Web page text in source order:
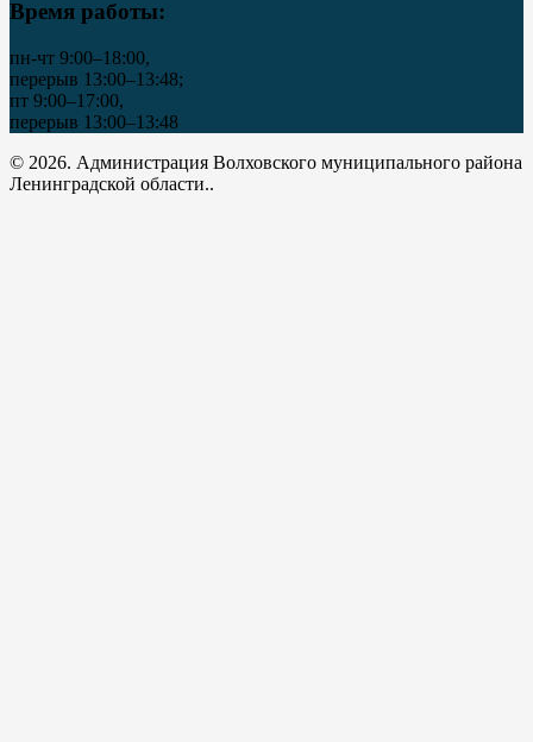
Время работы:
пн-чт 9:00–18:00,
перерыв 13:00–13:48;
пт 9:00–17:00,
перерыв 13:00–13:48
© 2026. Администрация Волховского муниципального района
Ленинградской области..